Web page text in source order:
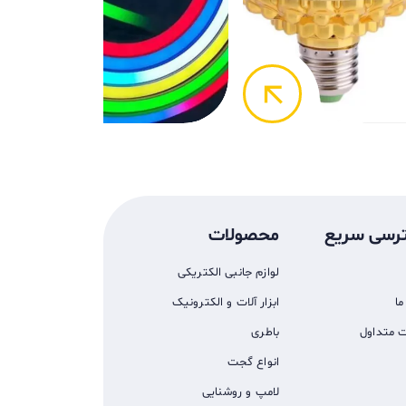
arrow_back
سریع
متداول
محصولات
لوازم جانبی الکتریکی
ابزار آلات و الکترونیک
باطری
انواع گجت
لامپ و روشنایی